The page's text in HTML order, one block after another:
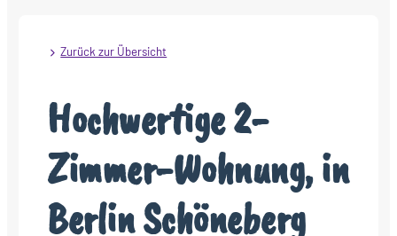
Zurück zur Übersicht
Hochwertige 2-
Zimmer-Wohnung, in
Berlin Schöneberg